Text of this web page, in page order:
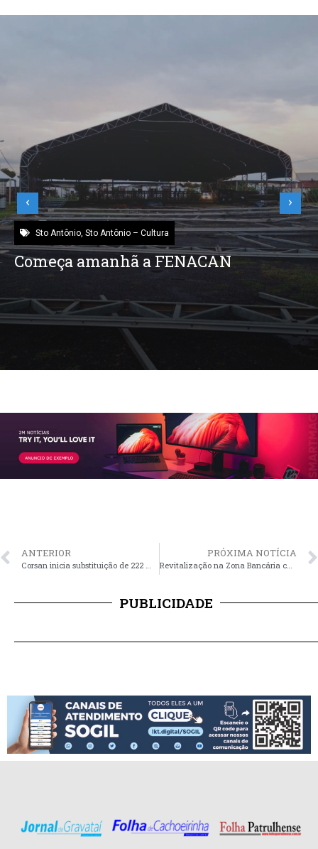
Sto Antônio Sto Antônio – Cultura
Começa amanhã a FENACAN
ANTERIOR
Corsan inicia substituição de 222 mil hidrômetros em 317 municípios gaúchos
PRÓXIMA NOTÍCIA
Revitalização na Zona Bancária chega à fase final e reforça novo cartão de visitas da cidade
PUBLICIDADE